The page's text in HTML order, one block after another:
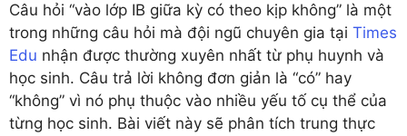
Câu hỏi “vào lớp IB giữa kỳ có theo kịp không” là một
trong những câu hỏi mà đội ngũ chuyên gia tại Times
Edu nhận được thường xuyên nhất từ phụ huynh và
học sinh. Câu trả lời không đơn giản là “có” hay
“không” vì nó phụ thuộc vào nhiều yếu tố cụ thể của
từng học sinh. Bài viết này sẽ phân tích trung thực